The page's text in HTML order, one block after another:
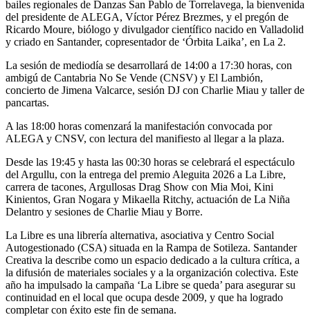
bailes regionales de Danzas San Pablo de Torrelavega, la bienvenida
del presidente de ALEGA, Víctor Pérez Brezmes, y el pregón de
Ricardo Moure, biólogo y divulgador científico nacido en Valladolid
y criado en Santander, copresentador de ‘Órbita Laika’, en La 2.
La sesión de mediodía se desarrollará de 14:00 a 17:30 horas, con
ambigú de Cantabria No Se Vende (CNSV) y El Lambión,
concierto de Jimena Valcarce, sesión DJ con Charlie Miau y taller de
pancartas.
A las 18:00 horas comenzará la manifestación convocada por
ALEGA y CNSV, con lectura del manifiesto al llegar a la plaza.
Desde las 19:45 y hasta las 00:30 horas se celebrará el espectáculo
del Argullu, con la entrega del premio Aleguita 2026 a La Libre,
carrera de tacones, Argullosas Drag Show con Mia Moi, Kini
Kinientos, Gran Nogara y Mikaella Ritchy, actuación de La Niña
Delantro y sesiones de Charlie Miau y Borre.
La Libre es una librería alternativa, asociativa y Centro Social
Autogestionado (CSA) situada en la Rampa de Sotileza. Santander
Creativa la describe como un espacio dedicado a la cultura crítica, a
la difusión de materiales sociales y a la organización colectiva. Este
año ha impulsado la campaña ‘La Libre se queda’ para asegurar su
continuidad en el local que ocupa desde 2009, y que ha logrado
completar con éxito este fin de semana.